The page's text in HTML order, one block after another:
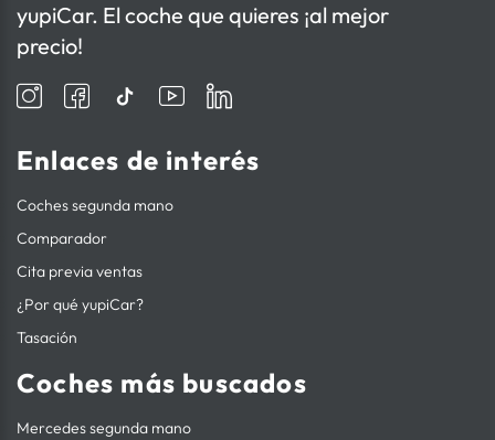
yupiCar. El coche que quieres ¡al mejor
precio!
Enlaces de interés
Coches segunda mano
Comparador
Cita previa ventas
¿Por qué yupiCar?
Tasación
Coches más buscados
Mercedes segunda mano